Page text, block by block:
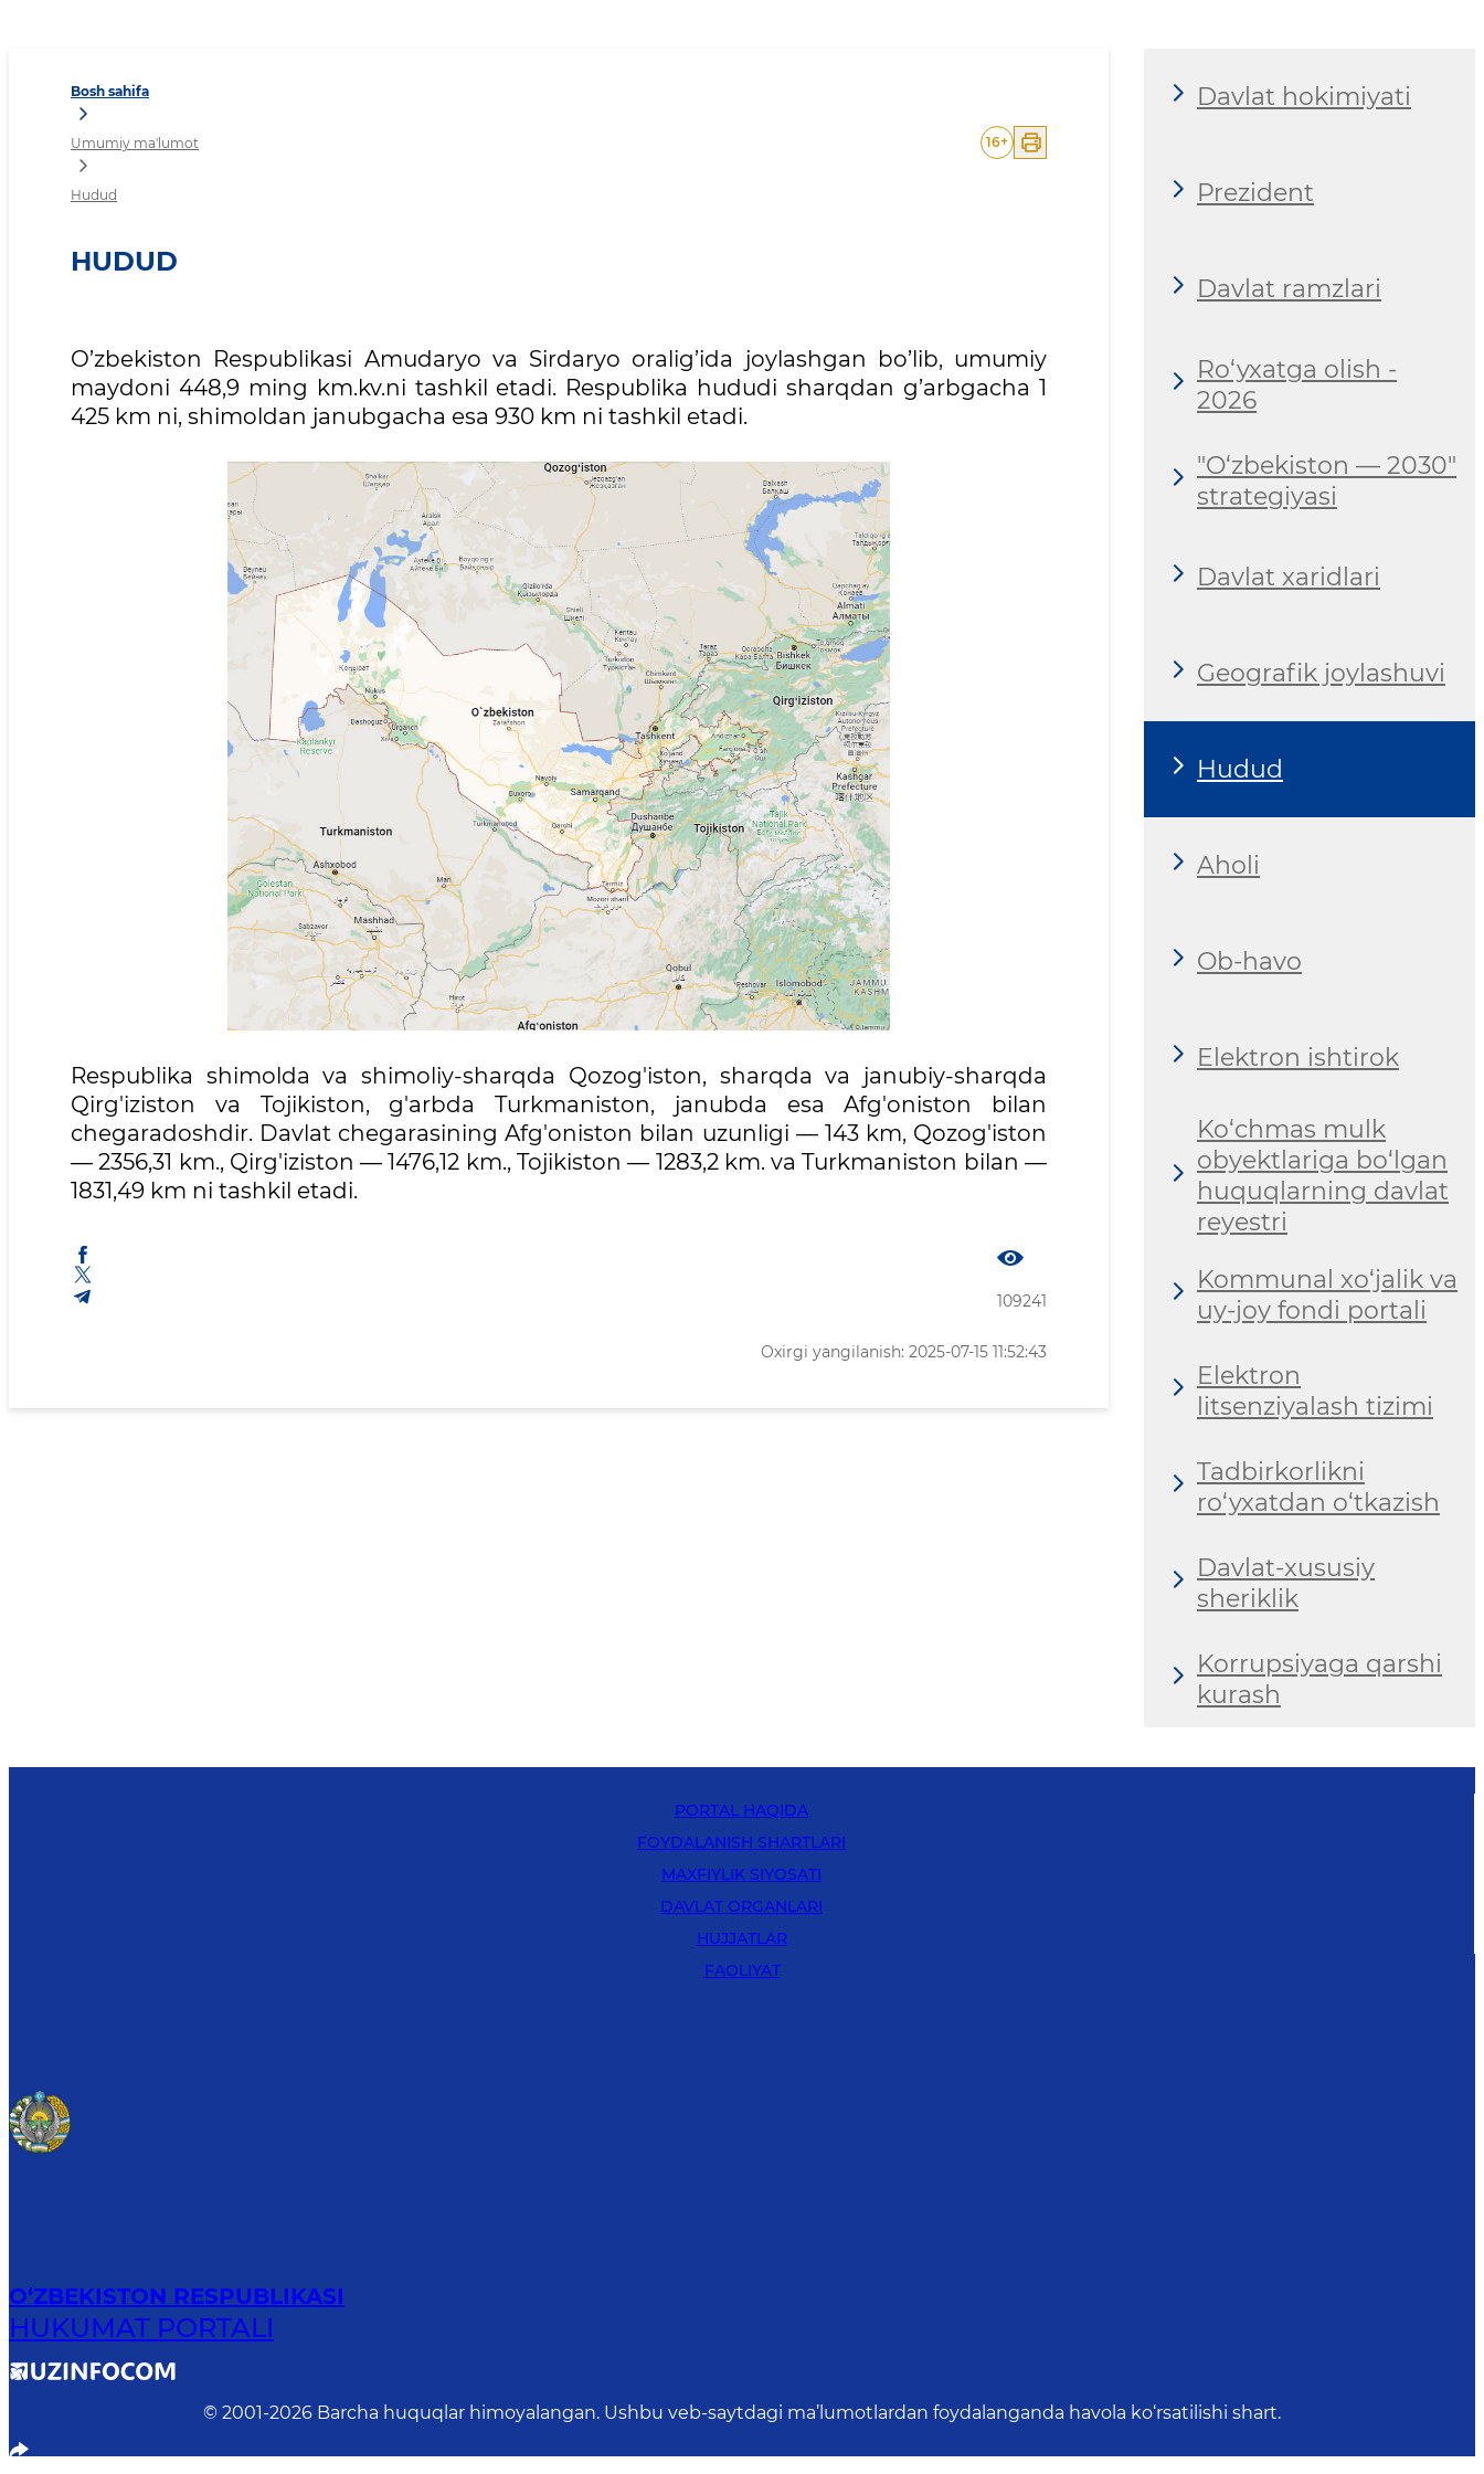
Bosh sahifa
Umumiy ma'lumot
Hudud
16+
HUDUD
O’zbekiston Respublikasi Amudaryo va Sirdaryo oralig’ida joylashgan bo’lib, umumiy
maydoni 448,9 ming km.kv.ni tashkil etadi. Respublika hududi sharqdan g’arbgacha 1
425 km ni, shimoldan janubgacha esa 930 km ni tashkil etadi.
Respublika shimolda va shimoliy-sharqda Qozog'iston, sharqda va janubiy-sharqda
Qirg'iziston va Tojikiston, g'arbda Turkmaniston, janubda esa Afg'oniston bilan
chegaradoshdir. Davlat chegarasining Afg'oniston bilan uzunligi — 143 km, Qozog'iston
— 2356,31 km., Qirg'iziston — 1476,12 km., Tojikiston — 1283,2 km. va Turkmaniston bilan —
1831,49 km ni tashkil etadi.
109241
Oxirgi yangilanish: 2025-07-15 11:52:43
Davlat hokimiyati
Prezident
Davlat ramzlari
Ro‘yxatga olish -
2026
"O‘zbekiston — 2030"
strategiyasi
Davlat xaridlari
Geografik joylashuvi
Hudud
Aholi
Ob-havo
Elektron ishtirok
Ko‘chmas mulk
obyektlariga bo‘lgan
huquqlarning davlat
reyestri
Kommunal xo‘jalik va
uy-joy fondi portali
Elektron
litsenziyalash tizimi
Tadbirkorlikni
ro‘yxatdan o‘tkazish
Davlat-xususiy
sheriklik
Korrupsiyaga qarshi
kurash
PORTAL HAQIDA
FOYDALANISH SHARTLARI
MAXFIYLIK SIYOSATI
DAVLAT ORGANLARI
HUJJATLAR
FAOLIYAT
O‘ZBEKISTON RESPUBLIKASI
HUKUMAT PORTALI
© 2001-2026 Barcha huquqlar himoyalangan. Ushbu veb-saytdagi ma’lumotlardan foydalanganda havola ko‘rsatilishi shart.